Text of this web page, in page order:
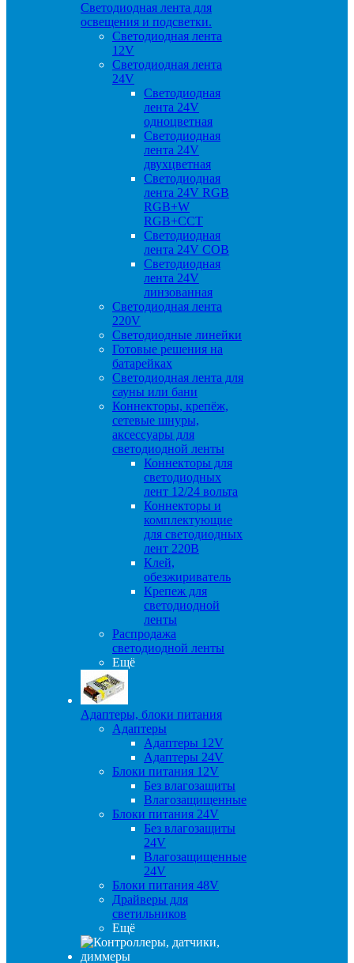
Светодиодная лента для
освещения и подсветки.
Светодиодная лента
12V
Светодиодная лента
24V
Светодиодная
лента 24V
одноцветная
Светодиодная
лента 24V
двухцветная
Светодиодная
лента 24V RGB
RGB+W
RGB+CCT
Светодиодная
лента 24V COB
Светодиодная
лента 24V
линзованная
Светодиодная лента
220V
Светодиодные линейки
Готовые решения на
батарейках
Светодиодная лента для
сауны или бани
Коннекторы, крепёж,
сетевые шнуры,
аксессуары для
светодиодной ленты
Коннекторы для
светодиодных
лент 12/24 вольта
Коннекторы и
комплектующие
для светодиодных
лент 220В
Клей,
обезжириватель
Крепеж для
светодиодной
ленты
Распродажа
светодиодной ленты
Ещё
Адаптеры, блоки питания
Адаптеры
Адаптеры 12V
Адаптеры 24V
Блоки питания 12V
Без влагозащиты
Влагозащищенные
Блоки питания 24V
Без влагозащиты
24V
Влагозащищенные
24V
Блоки питания 48V
Драйверы для
светильников
Ещё